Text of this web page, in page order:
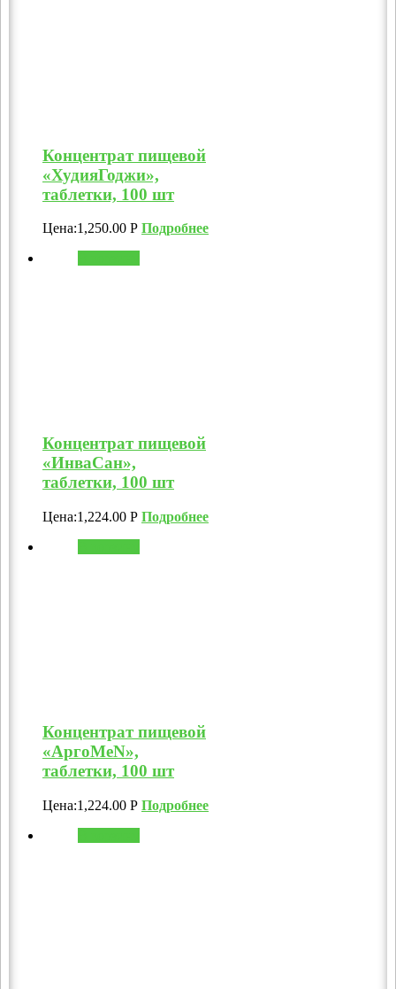
Концентрат пищевой
«ХудияГоджи»,
таблетки, 100 шт
Цена:1,250.00 Р Подробнее
Концентрат пищевой
«ИнваСан»,
таблетки, 100 шт
Цена:1,224.00 Р Подробнее
Концентрат пищевой
«АргоMeN»,
таблетки, 100 шт
Цена:1,224.00 Р Подробнее